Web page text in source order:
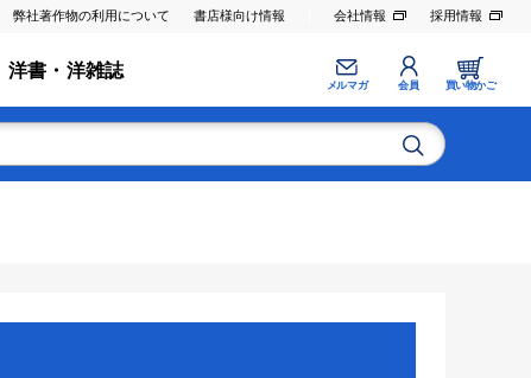
弊社著作物の利用について 書店様向け情報 会社情報 採用情報
洋書・洋雑誌
メルマガ 会員 買い物かご